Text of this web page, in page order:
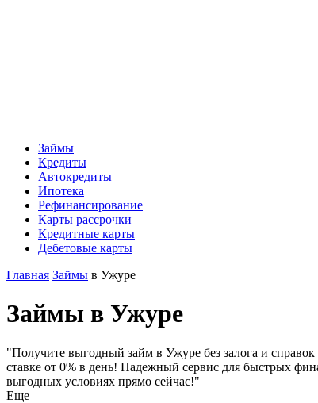
Займы
Кредиты
Автокредиты
Ипотека
Рефинансирование
Карты рассрочки
Кредитные карты
Дебетовые карты
Главная Займы в Ужуре
Займы в Ужуре
"Получите выгодный займ в Ужуре без залога и
ставке от 0% в день! Надежный сервис для быстрых
выгодных условиях прямо сейчас!"
Еще